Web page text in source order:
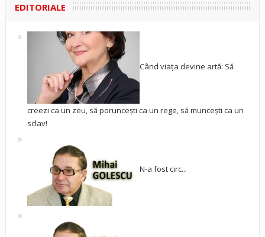
EDITORIALE
Când viața devine artă: Să
creezi ca un zeu, să poruncești ca un rege, să muncești ca un
sclav!
N-a fost circ...